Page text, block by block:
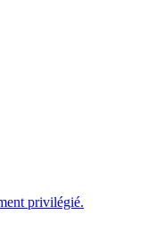
privilégié.